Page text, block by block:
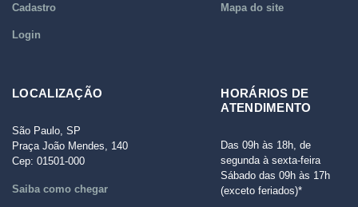
Cadastro
Login
Mapa do site
LOCALIZAÇÃO
São Paulo, SP
Praça João Mendes, 140
Cep: 01501-000
Saiba como chegar
HORÁRIOS DE
ATENDIMENTO
Das 09h às 18h, de
segunda à sexta-feira
Sábado das 09h às 17h
(exceto feriados)*